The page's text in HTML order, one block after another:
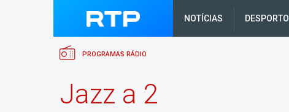
NOTÍCIAS DESPORTO
PROGRAMAS RÁDIO
Jazz a 2